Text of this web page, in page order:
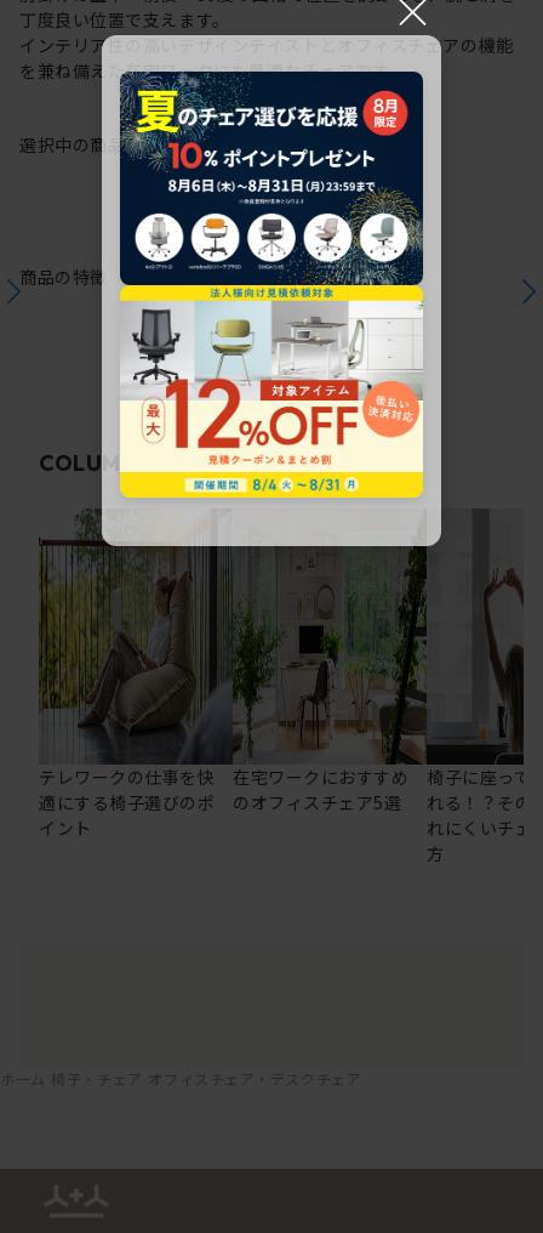
丁度良い位置で支えます。
インテリア性の高いデザインテイストとオフィスチェアの機能
を兼ね備えた在宅ワークにも最適なチェアです。
選択中の商品情報保証注意事項
商品の特徴
COLUMN 関連コラム
テレワークの仕事を快
適にする椅子選びのポ
イント
在宅ワークにおすすめ
のオフィスチェア5選
椅子に座って
れる！？その
れにくいチェ
方
ホーム 椅子・チェア オフィスチェア・デスクチェア